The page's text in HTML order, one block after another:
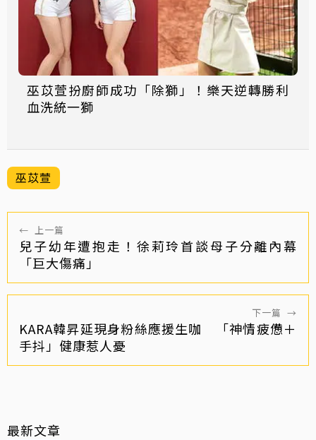
巫苡萱扮廚師成功「除獅」！樂天逆轉勝利
血洗統一獅
巫苡萱
← 上一篇
兒子幼年遭抱走！徐莉玲首談母子分離內幕
「巨大傷痛」
下一篇 →
KARA韓昇延現身粉絲應援生咖 「神情疲憊＋
手抖」健康惹人憂
最新文章